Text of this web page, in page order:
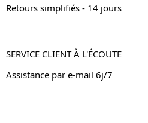
Retours simplifiés - 14 jours
SERVICE CLIENT À L'ÉCOUTE
Assistance par e-mail 6j/7